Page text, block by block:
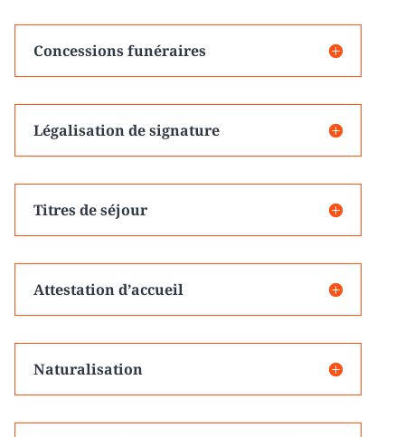
Concessions funéraires
Légalisation de signature
Titres de séjour
Attestation d’accueil
Naturalisation